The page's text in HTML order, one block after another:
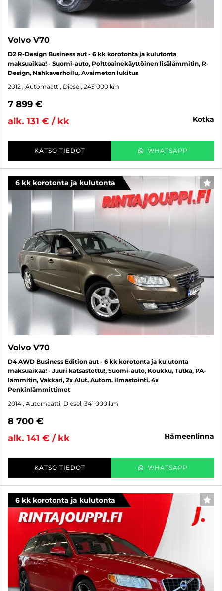
Volvo V70
D2 R-Design Business aut - 6 kk korotonta ja kulutonta
maksuaikaa! - Suomi-auto, Polttoainekäyttöinen lisälämmitin, R-
Design, Nahkaverhoilu, Avaimeton lukitus
2012 , Automaatti, Diesel, 245 000 km
7 899 €
alk. 131 € / kk
kotka
KATSO TIEDOT WHATSAPP
6 kk korotonta ja kulutonta
Volvo V70
D4 AWD Business Edition aut - 6 kk korotonta ja kulutonta
maksuaikaa! - Juuri katsastettu!, Suomi-auto, Koukku, Tutka, PA-
lämmitin, Vakkari, 2x Alut, Autom. ilmastointi, 4x
Penkinlämmittimet
2014 , Automaatti, Diesel, 341 000 km
8 700 €
alk. 141 € / kk
hämeenlinna
KATSO TIEDOT WHATSAPP
6 kk korotonta ja kulutonta